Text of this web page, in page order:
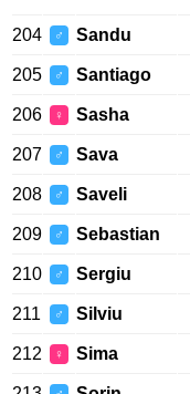
204 ♂ Sandu
205 ♂ Santiago
206 ♀ Sasha
207 ♂ Sava
208 ♂ Saveli
209 ♂ Sebastian
210 ♂ Sergiu
211 ♂ Silviu
212 ♀ Sima